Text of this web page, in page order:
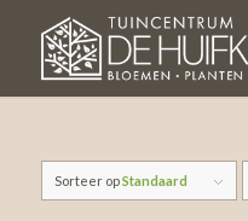
Sorteer opStandaard